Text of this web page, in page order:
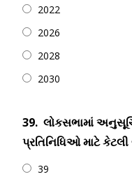
2022
2026
2028
2030
39. લોકસભામાં
પ્રતિનિધિઓ માટે
39